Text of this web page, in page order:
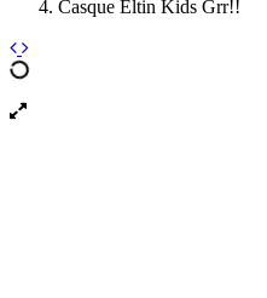
Casque Eltin Kids Grr!!